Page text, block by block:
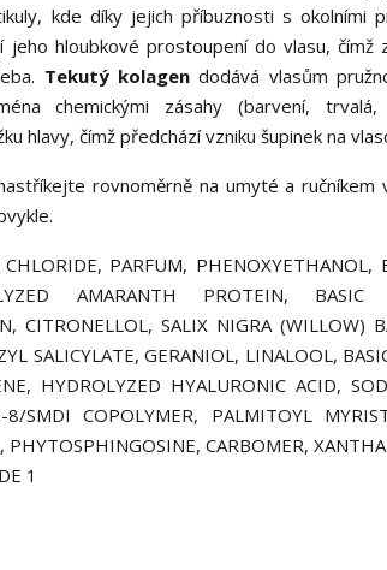
kde díky jejich příbuznosti s okolními
hloubkové prostoupení do vlasu, čímž
Tekutý kolagendodává vlasům
chemickými zásahy (barvení, trvalá,
hlavy, čímž předchází vzniku šupinek na
rovnoměrně na umyté a ručníkem
PARFUM, PHENOXYETHANOL,
AMARANTH PROTEIN,
CITRONELLOL, SALIX NIGRA (WILLOW)
SALICYLATE, GERANIOL, LINALOOL,
HYDROLYZED HYALURONIC ACID,
SMDI COPOLYMER, PALMITOYL
CARBOMER,
1